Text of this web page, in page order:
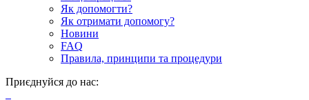
Як допомогти?
Як отримати допомогу?
Новини
FAQ
Правила, принципи та процедури
Приєднуйся до нас: